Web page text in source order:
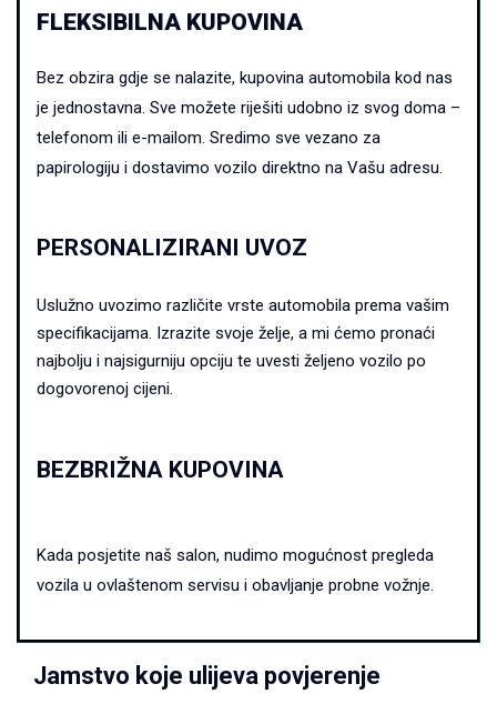
FLEKSIBILNA KUPOVINA
Bez obzira gdje se nalazite, kupovina automobila kod nas
je jednostavna. Sve možete riješiti udobno iz svog doma –
telefonom ili e-mailom. Sredimo sve vezano za
papirologiju i dostavimo vozilo direktno na Vašu adresu.
PERSONALIZIRANI UVOZ
Uslužno uvozimo različite vrste automobila prema vašim
specifikacijama. Izrazite svoje želje, a mi ćemo pronaći
najbolju i najsigurniju opciju te uvesti željeno vozilo po
dogovorenoj cijeni.
BEZBRIŽNA KUPOVINA
Kada posjetite naš salon, nudimo mogućnost pregleda
vozila u ovlaštenom servisu i obavljanje probne vožnje.
Jamstvo koje ulijeva povjerenje